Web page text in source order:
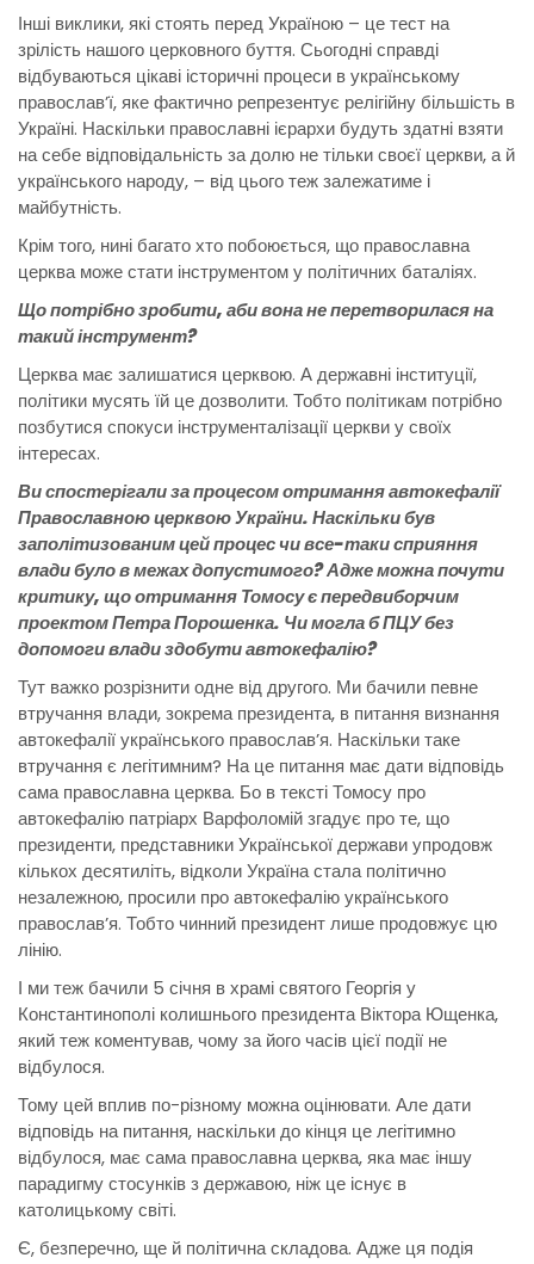
Інші виклики, які стоять перед Україною – це тест на
зрілість нашого церковного буття. Сьогодні справді
відбуваються цікаві історичні процеси в українському
православ’ї, яке фактично репрезентує релігійну більшість в
Україні. Наскільки православні ієрархи будуть здатні взяти
на себе відповідальність за долю не тільки своєї церкви, а й
українського народу, – від цього теж залежатиме і
майбутність.
Крім того, нині багато хто побоюється, що православна
церква може стати інструментом у політичних баталіях.
Що потрібно зробити, аби вона не перетворилася на
такий інструмент?
Церква має залишатися церквою. А державні інституції,
політики мусять їй це дозволити. Тобто політикам потрібно
позбутися спокуси інструменталізації церкви у своїх
інтересах.
Ви спостерігали за процесом отримання автокефалії
Православною церквою України. Наскільки був
заполітизованим цей процес чи все-таки сприяння
влади було в межах допустимого? Адже можна почути
критику, що отримання Томосу є передвиборчим
проектом Петра Порошенка. Чи могла б ПЦУ без
допомоги влади здобути автокефалію?
Тут важко розрізнити одне від другого. Ми бачили певне
втручання влади, зокрема президента, в питання визнання
автокефалії українського православ’я. Наскільки таке
втручання є легітимним? На це питання має дати відповідь
сама православна церква. Бо в тексті Томосу про
автокефалію патріарх Варфоломій згадує про те, що
президенти, представники Української держави упродовж
кількох десятиліть, відколи Україна стала політично
незалежною, просили про автокефалію українського
православ’я. Тобто чинний президент лише продовжує цю
лінію.
І ми теж бачили 5 січня в храмі святого Георгія у
Константинополі колишнього президента Віктора Ющенка,
який теж коментував, чому за його часів цієї події не
відбулося.
Тому цей вплив по-різному можна оцінювати. Але дати
відповідь на питання, наскільки до кінця це легітимно
відбулося, має сама православна церква, яка має іншу
парадигму стосунків з державою, ніж це існує в
католицькому світі.
Є, безперечно, ще й політична складова. Адже ця подія